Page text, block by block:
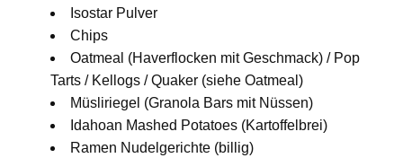
Isostar Pulver
Chips
Oatmeal (Haverflocken mit Geschmack) / Pop
Tarts / Kellogs / Quaker (siehe Oatmeal)
Müsliriegel (Granola Bars mit Nüssen)
Idahoan Mashed Potatoes (Kartoffelbrei)
Ramen Nudelgerichte (billig)